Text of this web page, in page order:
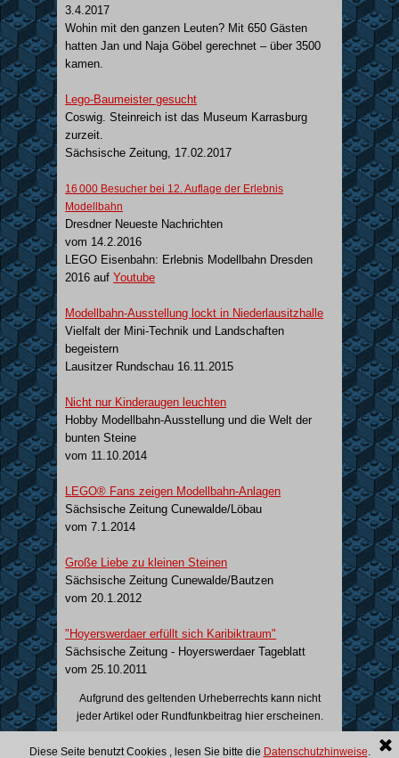
3.4.2017
Wohin mit den ganzen Leuten? Mit 650 Gästen
hatten Jan und Naja Göbel gerechnet – über 3500
kamen.
Lego-Baumeister gesucht
Coswig. Steinreich ist das Museum Karrasburg
zurzeit.
Sächsische Zeitung, 17.02.2017
16 000 Besucher bei 12. Auflage der Erlebnis
Modellbahn
Dresdner Neueste Nachrichten
vom 14.2.2016
LEGO Eisenbahn: Erlebnis Modellbahn Dresden
2016 aufYoutube
Modellbahn-Ausstellung lockt in Niederlausitzhalle
Vielfalt der Mini-Technik und Landschaften
begeistern
Lausitzer Rundschau 16.11.2015
Nicht nur Kinderaugen leuchten
Hobby Modellbahn-Ausstellung und die Welt der
bunten Steine
vom 11.10.2014
LEGO® Fans zeigen Modellbahn-Anlagen
Sächsische Zeitung Cunewalde/Löbau
vom 7.1.2014
Große Liebe zu kleinen Steinen
Sächsische Zeitung Cunewalde/Bautzen
vom 20.1.2012
"Hoyerswerdaer erfüllt sich Karibiktraum"
Sächsische Zeitung - Hoyerswerdaer Tageblatt
vom 25.10.2011
Aufgrund des geltenden Urheberrechts kann nicht
jeder Artikel oder Rundfunkbeitrag hier erscheinen.
Mitglieder |Impressum |
Diese Seite benutzt Cookies , lesen Sie bitte die Datenschutzhinweise.